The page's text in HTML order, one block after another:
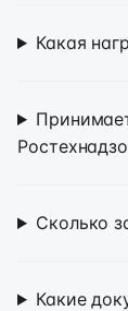
Какая
Сколько
Какие